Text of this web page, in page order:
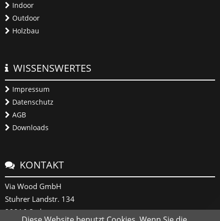
Indoor
Outdoor
Holzbau
WISSENSWERTES
Impressum
Datenschutz
AGB
Downloads
KONTAKT
Via Wood GmbH
Stuhrer Landstr. 134
28816 Stuhr